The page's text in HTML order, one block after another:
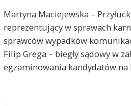
Martyna Maciejewska –
reprezentujący w sprawach
sprawców wypadków
Filip Grega – biegły sądowy w
egzaminowania kandydatów